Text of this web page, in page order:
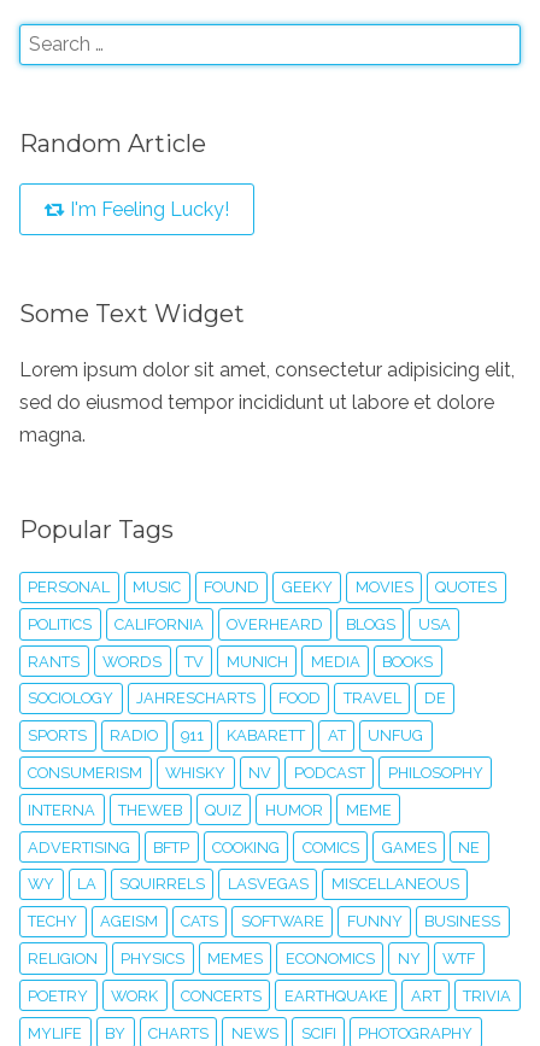
Random Article
I'm Feeling Lucky!
Some Text Widget
Lorem ipsum dolor sit amet, consectetur adipisicing elit,
sed do eiusmod tempor incididunt ut labore et dolore
magna.
Popular Tags
PERSONAL MUSIC FOUND GEEKY MOVIES QUOTES
POLITICS CALIFORNIA OVERHEARD BLOGS USA
RANTS WORDS TV MUNICH MEDIA BOOKS
SOCIOLOGY JAHRESCHARTS FOOD TRAVEL DE
SPORTS RADIO 911 KABARETT AT UNFUG
CONSUMERISM WHISKY NV PODCAST PHILOSOPHY
INTERNA THEWEB QUIZ HUMOR MEME
ADVERTISING BFTP COOKING COMICS GAMES NE
WY LA SQUIRRELS LASVEGAS MISCELLANEOUS
TECHY AGEISM CATS SOFTWARE FUNNY BUSINESS
RELIGION PHYSICS MEMES ECONOMICS NY WTF
POETRY WORK CONCERTS EARTHQUAKE ART TRIVIA
MYLIFE BY CHARTS NEWS SCIFI PHOTOGRAPHY